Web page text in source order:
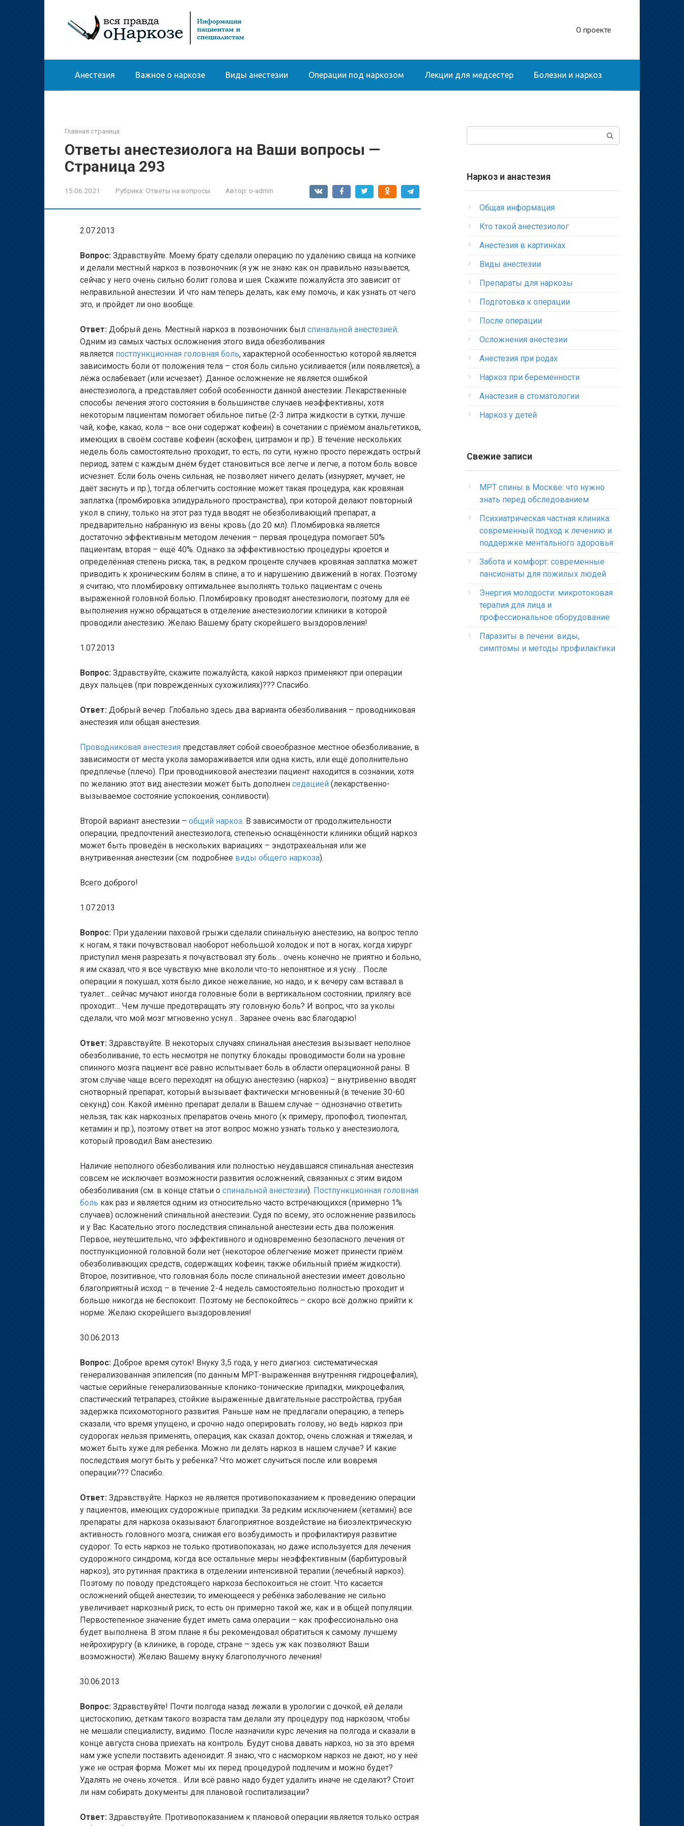
О проекте
Анестезия Важное о наркозе Виды анестезии Операции под наркозом Лекции для медсестер Болезни и наркоз
Главная страница
Ответы анестезиолога на Ваши вопросы —
Страница 293
15.06.2021 Рубрика: Ответы на вопросы Автор: o-admin
2.07.2013
Вопрос: Здравствуйте. Моему брату сделали операцию по удалению свища на копчике
и делали местный наркоз в позвоночник (я уж не знаю как он правильно называется,
сейчас у него очень сильно болит голова и шея. Скажите пожалуйста это зависит от
неправильной анестезии. И что нам теперь делать, как ему помочь, и как узнать от чего
это, и пройдет ли оно вообще.
Ответ: Добрый день. Местный наркоз в позвоночник был спинальной анестезией.
Одним из самых частых осложнения этого вида обезболивания
является постпункционная головная боль, характерной особенностью которой является
зависимость боли от положения тела – стоя боль сильно усиливается (или появляется), а
лёжа ослабевает (или исчезает). Данное осложнение не является ошибкой
анестезиолога, а представляет собой особенности данной анестезии. Лекарственные
способы лечения этого состояния в большинстве случаев неэффективны, хотя
некоторым пациентам помогает обильное питье (2-3 литра жидкости в сутки, лучше
чай, кофе, какао, кола – все они содержат кофеин) в сочетании с приёмом анальгетиков,
имеющих в своём составе кофеин (аскофен, цитрамон и пр.). В течение нескольких
недель боль самостоятельно проходит, то есть, по сути, нужно просто переждать острый
период, затем с каждым днём будет становиться всё легче и легче, а потом боль вовсе
исчезнет. Если боль очень сильная, не позволяет ничего делать (изнуряет, мучает, не
даёт заснуть и пр.), тогда облегчить состояние может такая процедура, как кровяная
заплатка (промбировка эпидурального пространства), при которой делают повторный
укол в спину, только на этот раз туда вводят не обезболивающий препарат, а
предварительно набранную из вены кровь (до 20 мл). Пломбировка является
достаточно эффективным методом лечения – первая процедура помогает 50%
пациентам, вторая – ещё 40%. Однако за эффективностью процедуры кроется и
определённая степень риска, так, в редком проценте случаев кровяная заплатка может
приводить к хроническим болям в спине, а то и нарушению движений в ногах. Поэтому
я считаю, что пломбировку оптимальнее выполнять только пациентам с очень
выраженной головной болью. Пломбировку проводят анестезиологи, поэтому для её
выполнения нужно обращаться в отделение анестезиологии клиники в которой
проводили анестезию. Желаю Вашему брату скорейшего выздоровления!
1.07.2013
Вопрос: Здравствуйте, скажите пожалуйста, какой наркоз применяют при операции
двух пальцев (при поврежденных сухожилиях)??? Спасибо.
Ответ: Добрый вечер. Глобально здесь два варианта обезболивания – проводниковая
анестезия или общая анестезия.
Проводниковая анестезия представляет собой своеобразное местное обезболивание, в
зависимости от места укола замораживается или одна кисть, или ещё дополнительно
предплечье (плечо). При проводниковой анестезии пациент находится в сознании, хотя
по желанию этот вид анестезии может быть дополнен седацией (лекарственно-
вызываемое состояние успокоения, сонливости).
Второй вариант анестезии – общий наркоз. В зависимости от продолжительности
операции, предпочтений анестезиолога, степенью оснащённости клиники общий наркоз
может быть проведён в нескольких вариациях – эндотрахеальная или же
внутривенная анестезии (см. подробнее виды общего наркоза).
Всего доброго!
1.07.2013
Вопрос: При удалении паховой грыжи сделали спинальную анестезию, на вопрос тепло
к ногам, я таки почувствовал наоборот небольшой холодок и пот в ногах, когда хирург
приступил меня разрезать я почувствовал эту боль… очень конечно не приятно и больно,
я им сказал, что я все чувствую мне вкололи что-то непонятное и я усну… После
операции я покушал, хотя было дикое нежелание, но надо, и к вечеру сам вставал в
туалет… сейчас мучают иногда головные боли в вертикальном состоянии, прилягу всё
проходит… Чем лучше предотвращать эту головную боль? И вопрос, что за уколы
сделали, что мой мозг мгновенно уснул… Заранее очень вас благодарю!
Ответ: Здравствуйте. В некоторых случаях спинальная анестезия вызывает неполное
обезболивание, то есть несмотря не попутку блокады проводимости боли на уровне
спинного мозга пациент всё равно испытывает боль в области операционной раны. В
этом случае чаще всего переходят на общую анестезию (наркоз) – внутривенно вводят
снотворный препарат, который вызывает фактически мгновенный (в течение 30-60
секунд) сон. Какой именно препарат делали в Вашем случае – однозначно ответить
нельзя, так как наркозных препаратов очень много (к примеру, пропофол, тиопентал,
кетамин и пр.), поэтому ответ на этот вопрос можно узнать только у анестезиолога,
который проводил Вам анестезию.
Наличие неполного обезболивания или полностью неудавшаяся спинальная анестезия
совсем не исключает возможности развития осложнений, связанных с этим видом
обезболивания (см. в конце статьи о спинальной анестезии). Постпункционная головная
боль как раз и является одним из относительно часто встречающихся (примерно 1%
случаев) осложнений спинальной анестезии. Судя по всему, это осложнение развилось
и у Вас. Касательно этого последствия спинальной анестезии есть два положения.
Первое, неутешительно, что эффективного и одновременно безопасного лечения от
постпункционной головной боли нет (некоторое облегчение может принести приём
обезболивающих средств, содержащих кофеин; также обильный приём жидкости).
Второе, позитивное, что головная боль после спинальной анестезии имеет довольно
благоприятный исход – в течение 2-4 недель самостоятельно полностью проходит и
больше никогда не беспокоит. Поэтому не беспокойтесь – скоро всё должно прийти к
норме. Желаю скорейшего выздоровления!
30.06.2013
Вопрос: Доброе время суток! Внуку 3,5 года, у него диагноз: систематическая
генерализованная эпилепсия (по данным МРТ-выраженная внутренняя гидроцефалия),
частые серийные генерализованные клонико-тонические припадки, микроцефалия,
спастический тетрапарез, стойкие выраженные двигательные расстройства, грубая
задержка психомоторного развития. Раньше нам не предлагали операцию, а теперь
сказали, что время упущено, и срочно надо оперировать голову, но ведь наркоз при
судорогах нельзя применять, операция, как сказал доктор, очень сложная и тяжелая, и
может быть хуже для ребенка. Можно ли делать наркоз в нашем случае? И какие
последствия могут быть у ребенка? Что может случиться после или вовремя
операции??? Спасибо.
Ответ: Здравствуйте. Наркоз не является противопоказанием к проведению операции
у пациентов, имеющих судорожные припадки. За редким исключением (кетамин) все
препараты для наркоза оказывают благоприятное воздействие на биоэлектрическую
активность головного мозга, снижая его возбудимость и профилактируя развитие
судорог. То есть наркоз не только противопоказан, но даже используется для лечения
судорожного синдрома, когда все остальные меры неэффективным (барбитуровый
наркоз), это рутинная практика в отделении интенсивной терапии (лечебный наркоз).
Поэтому по поводу предстоящего наркоза беспокоиться не стоит. Что касается
осложнений общей анестезии, то имеющееся у ребёнка заболевание не сильно
увеличивает наркозный риск, то есть он примерно такой же, как и в общей популяции.
Первостепенное значение будет иметь сама операции – как профессионально она
будет выполнена. В этом плане я бы рекомендовал обратиться к самому лучшему
нейрохирургу (в клинике, в городе, стране – здесь уж как позволяют Ваши
возможности). Желаю Вашему внуку благополучного лечения!
30.06.2013
Вопрос: Здравствуйте! Почти полгода назад лежали в урологии с дочкой, ей делали
цистоскопию, деткам такого возраста там делали эту процедуру под наркозом, чтобы
не мешали специалисту, видимо. После назначили курс лечения на полгода и сказали в
конце августа снова приехать на контроль. Будут снова давать наркоз, но за это время
нам уже успели поставить аденоидит. Я знаю, что с насморком наркоз не дают, но у неё
уже не острая форма. Может мы их перед процедурой подлечим и можно будет?
Удалять не очень хочется… Или всё равно надо будет удалить иначе не сделают? Стоит
ли нам собирать документы для плановой госпитализации?
Ответ: Здравствуйте. Противопоказанием к плановой операции является только острая
Наркоз и анастезия
Общая информация
Кто такой анестезиолог
Анестезия в картинках
Виды анестезии
Препараты для наркозы
Подготовка к операции
После операции
Осложнения анестезии
Анестезия при родах
Наркоз при беременности
Анастезия в стоматологии
Наркоз у детей
Свежие записи
МРТ спины в Москве: что нужно
знать перед обследованием
Психиатрическая частная клиника:
современный подход к лечению и
поддержке ментального здоровья
Забота и комфорт: современные
пансионаты для пожилых людей
Энергия молодости: микротоковая
терапия для лица и
профессиональное оборудование
Паразиты в печени: виды,
симптомы и методы профилактики